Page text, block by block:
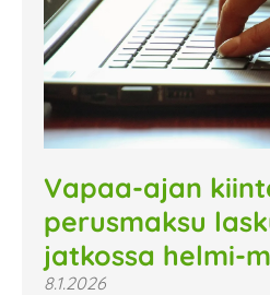
Vapaa-ajan
perusmaksu
jatkossa helmi-
8.1.2026